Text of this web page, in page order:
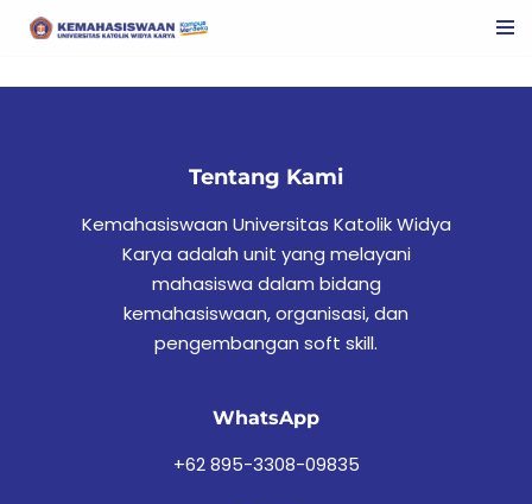
to
Tentang Kami
Kemahasiswaan Universitas Katolik Widya
Karya adalah unit yang melayani
mahasiswa dalam bidang
kemahasiswaan, organisasi, dan
pengembangan soft skill.
WhatsApp
+62 895-3308-09835